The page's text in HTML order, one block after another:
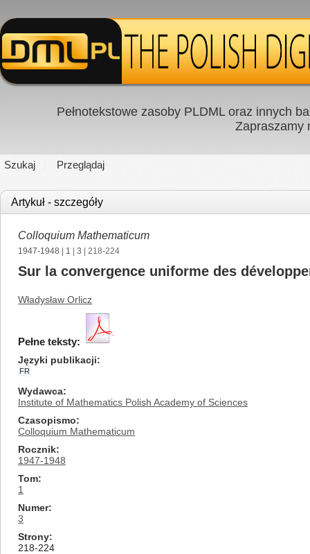
Pełnotekstowe zasoby PLDML oraz innych
Zapraszamy
Szukaj Przeglądaj
Artykuł - szczegóły
Colloquium Mathematicum
1947-1948 1 3 | 218-224
Sur la convergence uniforme des
Władysław Orlicz
Pełne teksty:
Języki publikacji
FR
Wydawca
Institute of Mathematics Polish Academy of Sciences
Czasopismo
Colloquium Mathematicum
Rocznik
1947-1948
Tom
1
Numer
3
Strony
218-224